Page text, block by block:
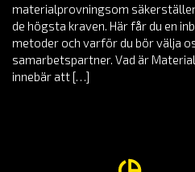
materialprovningsom
de högsta kraven. Här får du en
metoder och varför du bör välja
samarbetspartner. Vad är
innebär att […]